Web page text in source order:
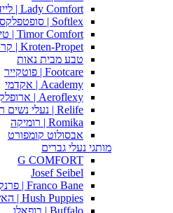
Lady Comfort | ליידי קומפורט
Softlex | סופטפלקס
Timor Comfort | טימור קומפורט
Kroten-Propet | קרוטן-פרופט
טבע מבית נאות
Footcare | פוטקייר
Academy | אקדמי
Aeroflexy | ארופלקסי
Relife | נעלי נשים רילייף
Romika | רומיקה
אבסולוט קומפורט
מותגי נעלי גברים
G COMFORT
Josef Seibel
Franco Bane | פרנקו בן
Hush Puppies | האש פפיס
Buffalo | בופאלו